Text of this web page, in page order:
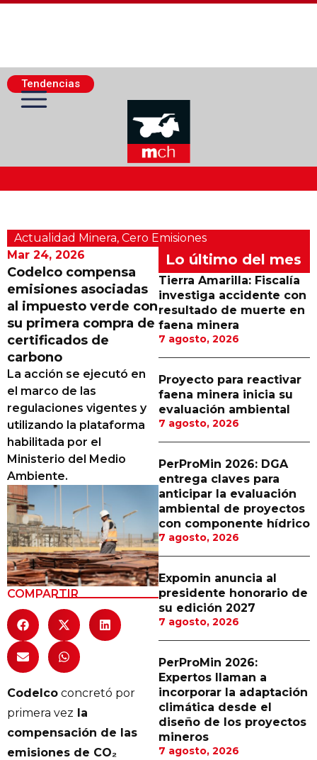
Tendencias
Actualidad Minera
Minería Superficie
Minerí­a Subterránea
Proveedores
Canal Digital
Columnas de Opinión
Designaciones
Calendario de Eventos
Revistas Digital
Siguenos
Actualidad Minera, Cero Emisiones
Mar 24, 2026
Codelco compensa
emisiones asociadas
al impuesto verde con
su primera compra de
certificados de
carbono
La acción se ejecutó en
el marco de las
regulaciones vigentes y
utilizando la plataforma
habilitada por el
Ministerio del Medio
Ambiente.
COMPARTIR
Codelco concretó por
primera vez la
compensación de las
emisiones de CO₂
Lo último del mes
Tierra Amarilla: Fiscalía
investiga accidente con
resultado de muerte en
faena minera
7 agosto, 2026
Proyecto para reactivar
faena minera inicia su
evaluación ambiental
7 agosto, 2026
PerProMin 2026: DGA
entrega claves para
anticipar la evaluación
ambiental de proyectos
con componente hídrico
7 agosto, 2026
Expomin anuncia al
presidente honorario de
su edición 2027
7 agosto, 2026
PerProMin 2026:
Expertos llaman a
incorporar la adaptación
climática desde el
diseño de los proyectos
mineros
7 agosto, 2026